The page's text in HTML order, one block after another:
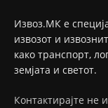
Извоз.МК е
извозот и
како транспорт,
земјата и светот.
Контактирајте не